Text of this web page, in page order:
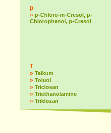
p
» p-Chloro-m-Cresol, p-
Chlorophenol, p-Cresol
T
» Talkum
» Toluol
» Triclosan
» Triethanolamine
» Triklozan